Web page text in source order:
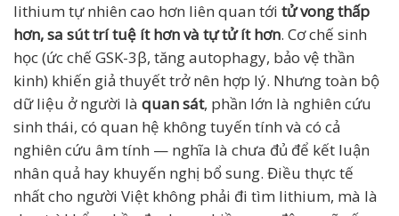
lithium tự nhiên cao hơn liên quan tới tử vong thấp
hơn, sa sút trí tuệ ít hơn và tự tử ít hơn. Cơ chế sinh
học (ức chế GSK-3β, tăng autophagy, bảo vệ thần
kinh) khiến giả thuyết trở nên hợp lý. Nhưng toàn bộ
dữ liệu ở người là quan sát, phần lớn là nghiên cứu
sinh thái, có quan hệ không tuyến tính và có cả
nghiên cứu âm tính — nghĩa là chưa đủ để kết luận
nhân quả hay khuyến nghị bổ sung. Điều thực tế
nhất cho người Việt không phải đi tìm lithium, mà là